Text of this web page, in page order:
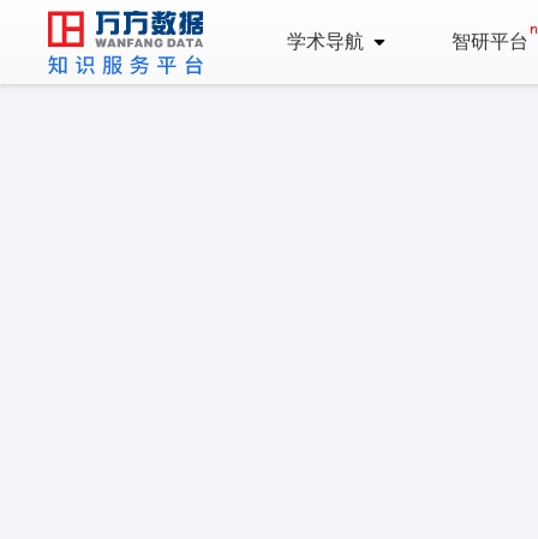
学术导航 智研平台